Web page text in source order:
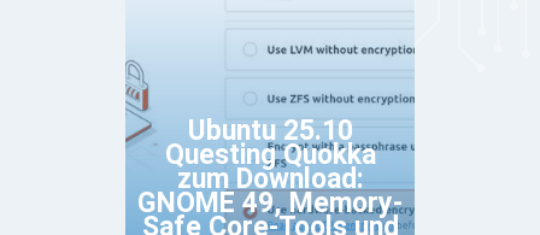
Ubuntu 25.10
Questing Quokka
zum Download:
GNOME 49, Memory-
Safe Core-Tools und